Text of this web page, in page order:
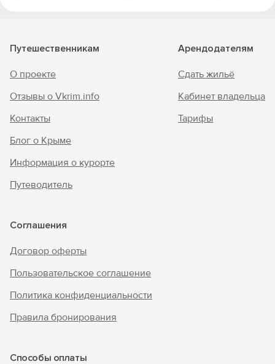
Путешественникам
О проекте
Отзывы о Vkrim.info
Контакты
Блог о Крыме
Информация о курорте
Путеводитель
Арендодателям
Сдать жильё
Кабинет владельца
Тарифы
Соглашения
Договор оферты
Пользовательское соглашение
Политика конфиденциальности
Правила бронирования
Способы оплаты